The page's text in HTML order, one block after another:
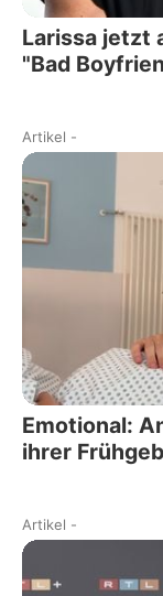
Larissa jetzt
"Bad
Artikel -
Emotional:
ihrer
Artikel -